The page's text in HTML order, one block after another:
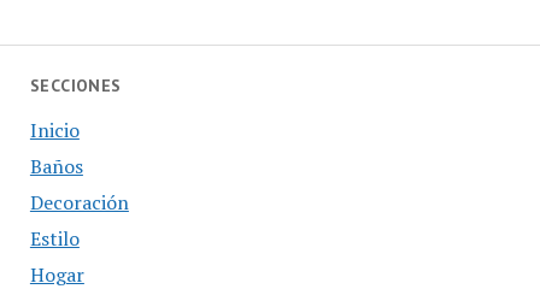
SECCIONES
Inicio
Baños
Decoración
Estilo
Hogar